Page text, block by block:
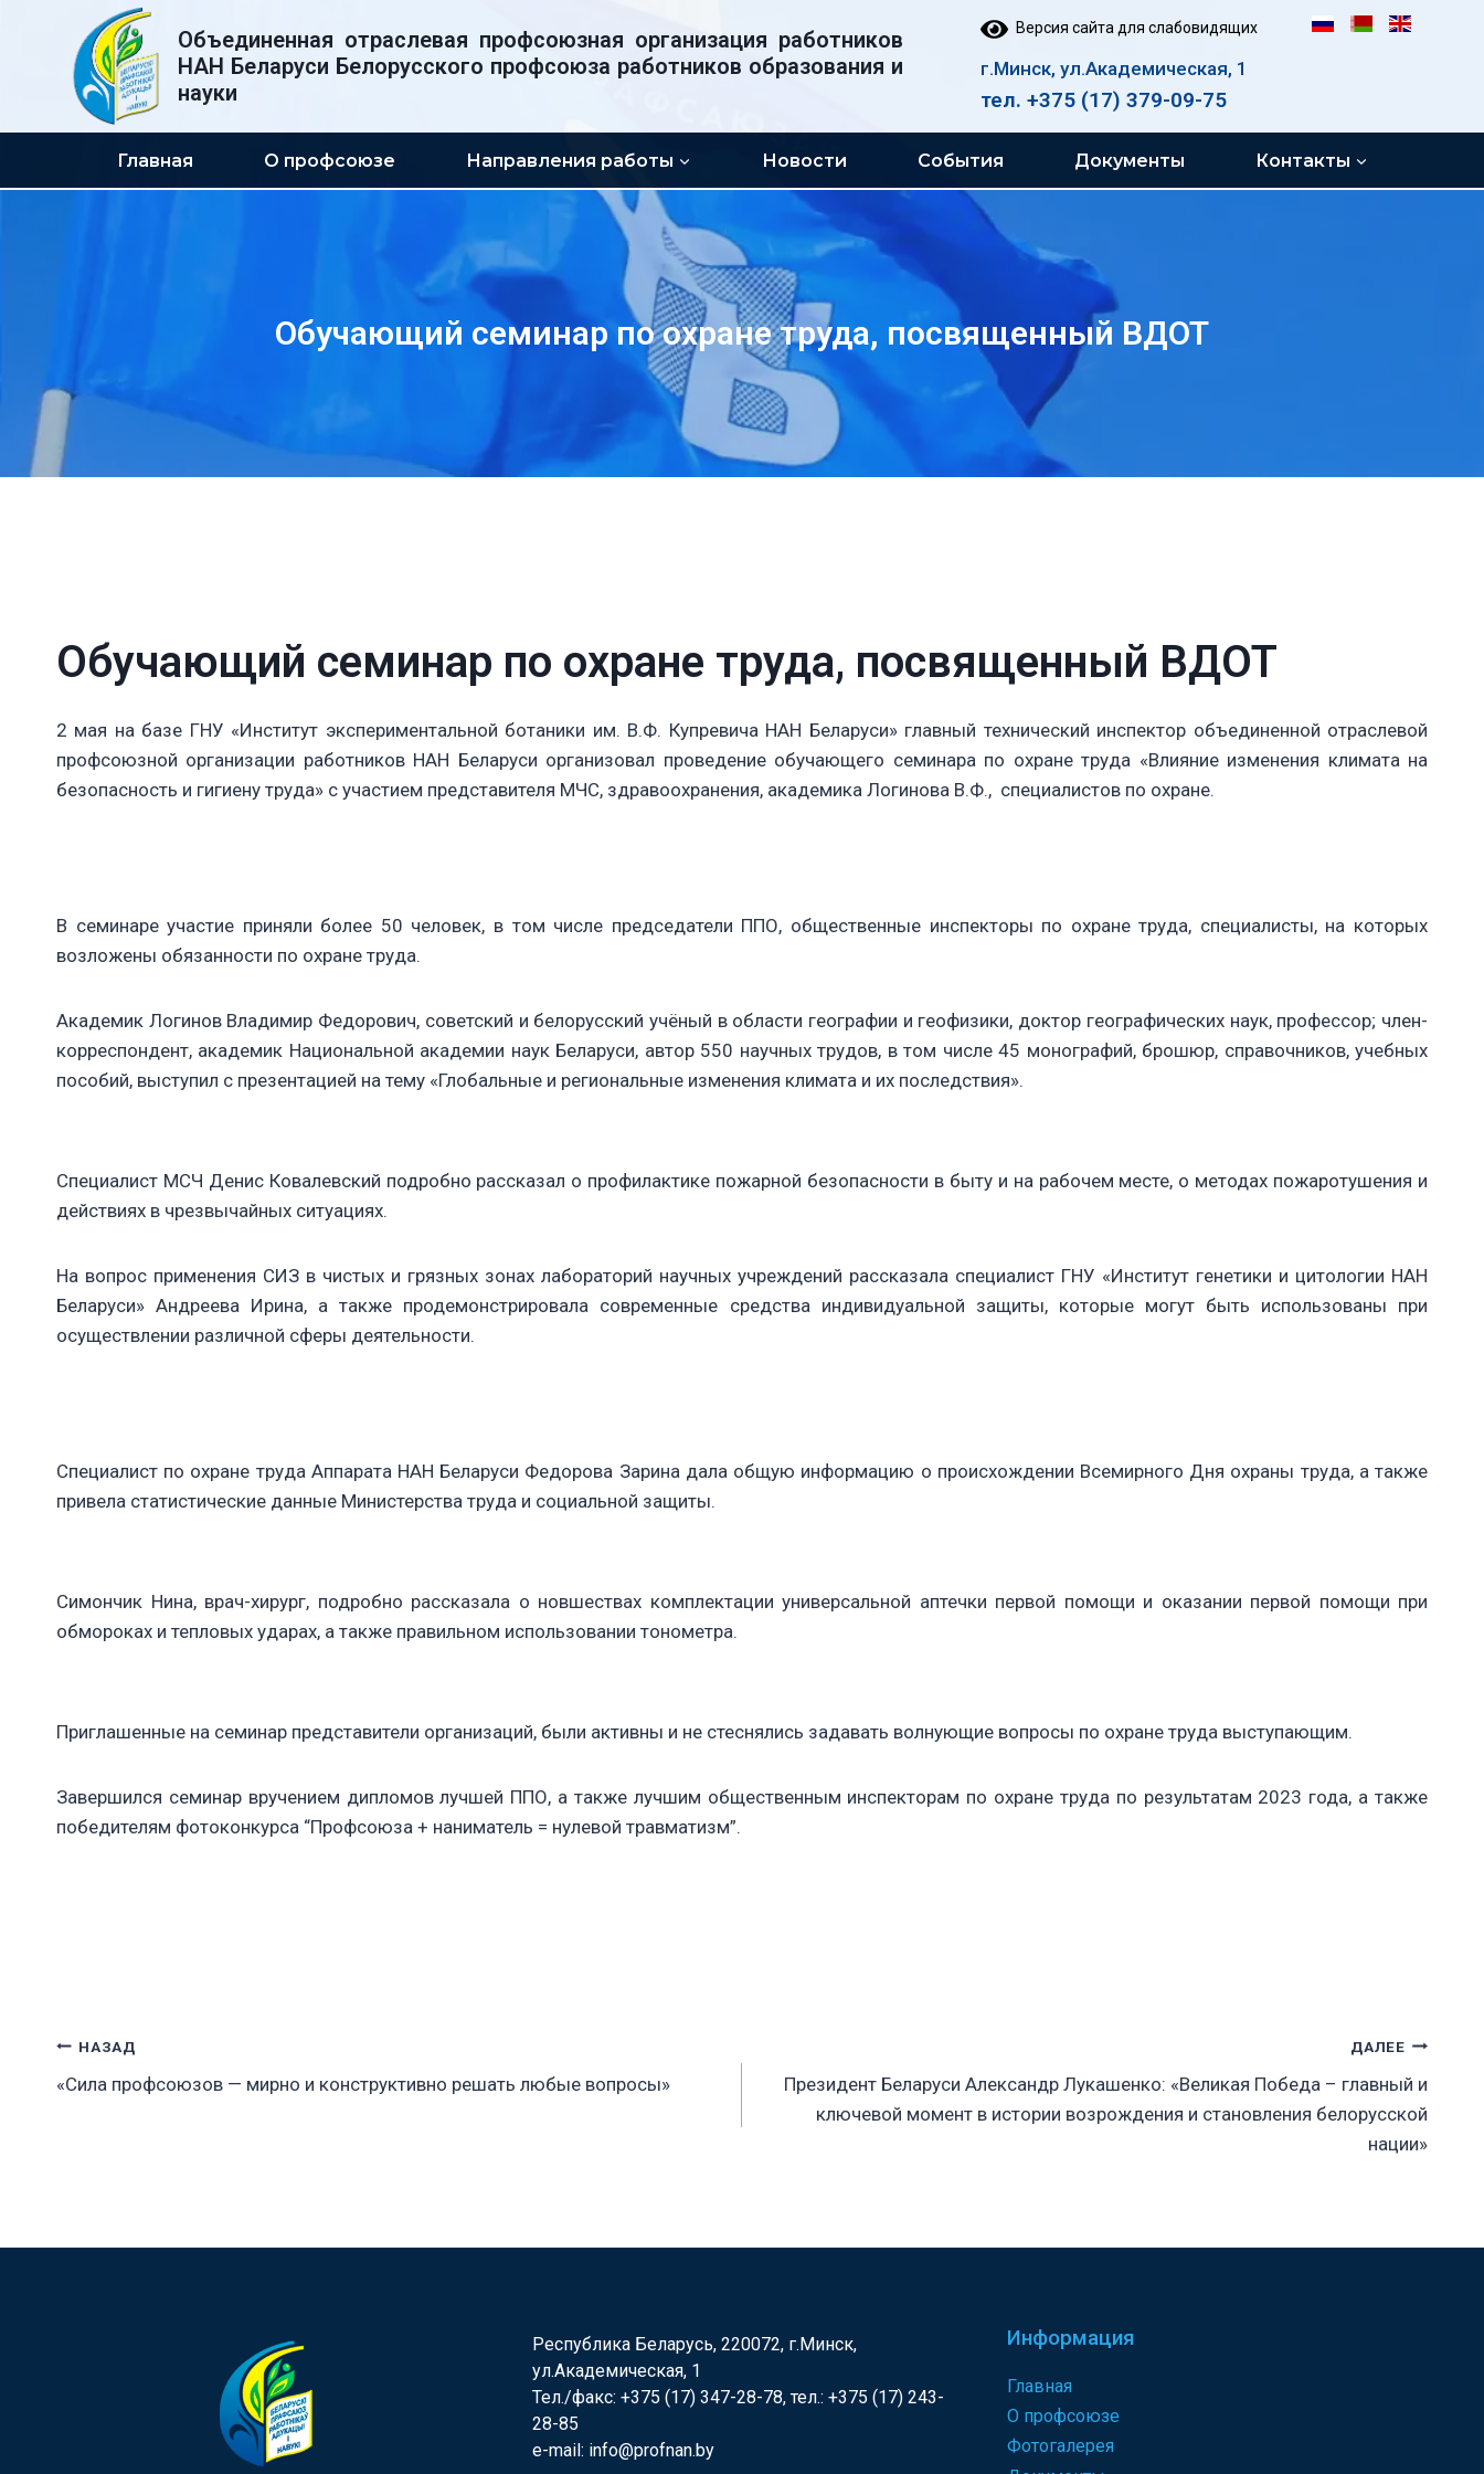
содержимому
Объединенная отраслевая профсоюзная организация работников
НАН Беларуси Белорусского профсоюза работников образования и
науки
Версия сайта для слабовидящих
г.Минск, ул.Академическая, 1
тел. +375 (17) 379-09-75
Главная О профсоюзе Направления работы Новости События Документы Контакты
Обучающий семинар по охране труда, посвященный ВДОТ
Обучающий семинар по охране труда, посвященный ВДОТ
2 мая на базе ГНУ «Институт экспериментальной ботаники им. В.Ф. Купревича НАН Беларуси» главный технический инспектор объединенной отраслевой
профсоюзной организации работников НАН Беларуси организовал проведение обучающего семинара по охране труда «Влияние изменения климата на
безопасность и гигиену труда» с участием представителя МЧС, здравоохранения, академика Логинова В.Ф., специалистов по охране.
В семинаре участие приняли более 50 человек, в том числе председатели ППО, общественные инспекторы по охране труда, специалисты, на которых
возложены обязанности по охране труда.
Академик Логинов Владимир Федорович, советский и белорусский учёный в области географии и геофизики, доктор географических наук, профессор; член-
корреспондент, академик Национальной академии наук Беларуси, автор 550 научных трудов, в том числе 45 монографий, брошюр, справочников, учебных
пособий, выступил с презентацией на тему «Глобальные и региональные изменения климата и их последствия».
Специалист МСЧ Денис Ковалевский подробно рассказал о профилактике пожарной безопасности в быту и на рабочем месте, о методах пожаротушения и
действиях в чрезвычайных ситуациях.
На вопрос применения СИЗ в чистых и грязных зонах лабораторий научных учреждений рассказала специалист ГНУ «Институт генетики и цитологии НАН
Беларуси» Андреева Ирина, а также продемонстрировала современные средства индивидуальной защиты, которые могут быть использованы при
осуществлении различной сферы деятельности.
Специалист по охране труда Аппарата НАН Беларуси Федорова Зарина дала общую информацию о происхождении Всемирного Дня охраны труда, а также
привела статистические данные Министерства труда и социальной защиты.
Симончик Нина, врач-хирург, подробно рассказала о новшествах комплектации универсальной аптечки первой помощи и оказании первой помощи при
обмороках и тепловых ударах, а также правильном использовании тонометра.
Приглашенные на семинар представители организаций, были активны и не стеснялись задавать волнующие вопросы по охране труда выступающим.
Завершился семинар вручением дипломов лучшей ППО, а также лучшим общественным инспекторам по охране труда по результатам 2023 года, а также
победителям фотоконкурса “Профсоюза + наниматель = нулевой травматизм”.
Навигация
НАЗАД
«Сила профсоюзов — мирно и конструктивно решать любые вопросы»
ДАЛЕЕ
Президент Беларуси Александр Лукашенко: «Великая Победа – главный и
ключевой момент в истории возрождения и становления белорусской
нации»
Республика Беларусь, 220072, г.Минск,
ул.Академическая, 1
Тел./факс: +375 (17) 347-28-78, тел.: +375 (17) 243-
28-85
e-mail: info@profnan.by
Информация
Главная
О профсоюзе
Фотогалерея